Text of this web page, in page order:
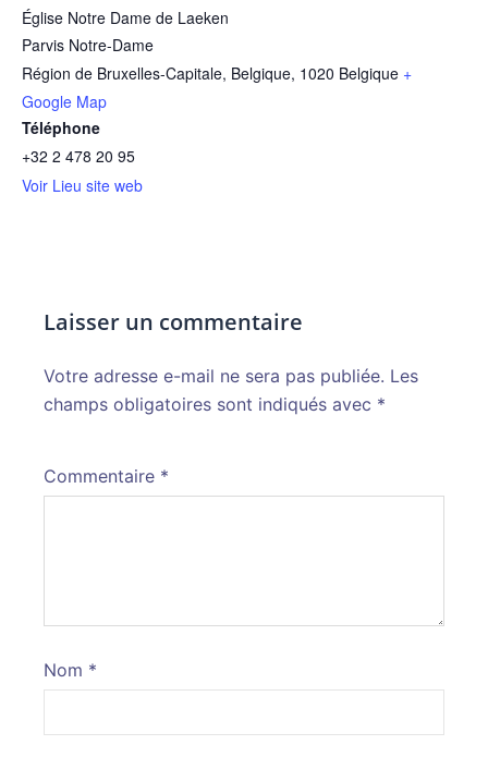
Église Notre Dame de Laeken
Parvis Notre-Dame
Région de Bruxelles-Capitale, Belgique, 1020 Belgique +
Google Map
Téléphone
+32 2 478 20 95
Voir Lieu site web
Laisser un commentaire
Votre adresse e-mail ne sera pas publiée. Les
champs obligatoires sont indiqués avec *
Commentaire *
Nom *
Alternative: